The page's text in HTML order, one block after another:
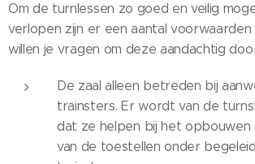
Om de turnlessen zo goed en veilig
verlopen zijn er een aantal
willen je vragen om deze aandachtig
De zaal alleen betreden bij
trainsters. Er wordt van de
dat ze helpen bij het opbouwen
van de toestellen onder